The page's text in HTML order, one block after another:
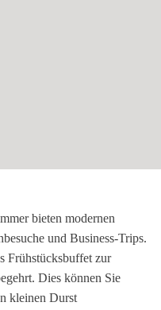
bieten modernen
und Business-Trips.
Frühstücksbuffet zur
Dies können Sie
kleinen Durst